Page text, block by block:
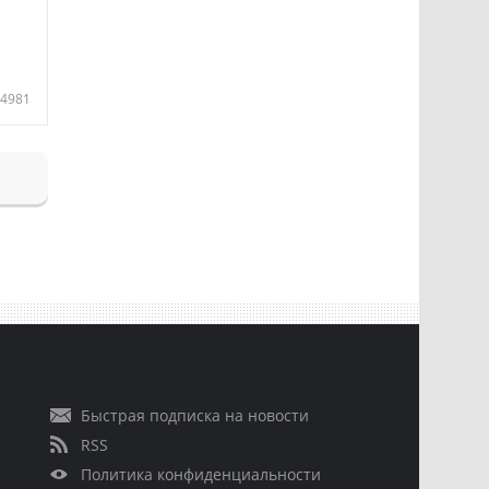
4981
Быстрая подписка на новости
RSS
Политика конфиденциальности